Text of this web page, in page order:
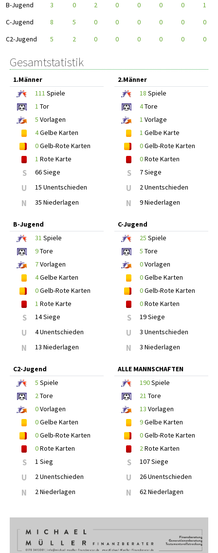
B-Jugend
3 0 2 0 0 0 0
1
C-Jugend
8 5 0 0 0 0 0
0
C2-Jugend
5 2 0 0 0 0 0 0
Gesamtstatistik
1.Männer
111 Spiele
1 Tor
5 Vorlagen
4Gelbe Karten
0Gelb-Rote Karten
1 Rote Karte
S 66 Siege
U 15 Unentschieden
N 35 Niederlagen
2.Männer
18 Spiele
4Tore
1 Vorlage
1 Gelbe Karte
0Gelb-Rote Karten
0Rote Karten
S 7 Siege
U 2 Unentschieden
N 9 Niederlagen
B-Jugend
31 Spiele
9Tore
7Vorlagen
4Gelbe Karten
0Gelb-Rote Karten
1 Rote Karte
S 14 Siege
U 4 Unentschieden
N 13 Niederlagen
C-Jugend
25 Spiele
5 Tore
0Vorlagen
0Gelbe Karten
0Gelb-Rote Karten
0Rote Karten
S 19 Siege
U 3 Unentschieden
N 3 Niederlagen
C2-Jugend
5 Spiele
2Tore
0Vorlagen
0Gelbe Karten
0Gelb-Rote Karten
0Rote Karten
S 1 Sieg
U 2 Unentschieden
N 2 Niederlagen
ALLE MANNSCHAFTEN
190Spiele
21 Tore
13 Vorlagen
9Gelbe Karten
0Gelb-Rote Karten
2Rote Karten
S 107 Siege
U 26 Unentschieden
N 62 Niederlagen